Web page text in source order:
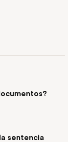
sentencia